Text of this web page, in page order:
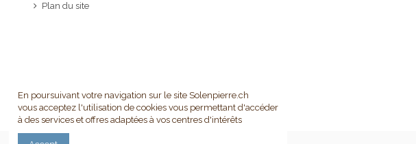
Plan du site
En poursuivant votre navigation sur le site Solenpierre.ch
vous acceptez l'utilisation de cookies vous permettant d'accéder
à des services et offres adaptées à vos centres d'intérêts